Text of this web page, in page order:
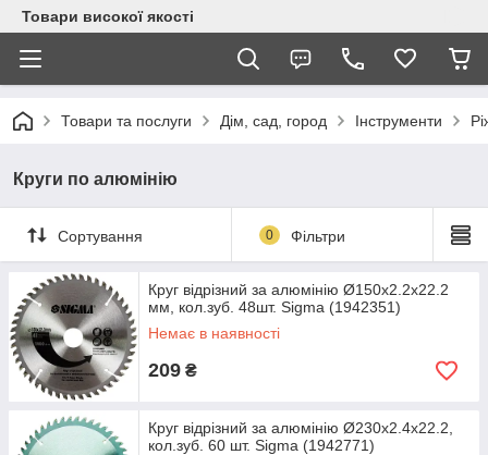
Товари високої якості
Товари та послуги Дім, сад, город Інструменти
Круги по алюмінію
Сортування 0 Фільтри
Круг відрізний за алюмінію Ø150х2.2х22.2
мм, кол.зуб. 48шт. Sigma (1942351)
Немає в наявності
209 ₴
Круг відрізний за алюмінію Ø230х2.4х22.2,
кол.зуб. 60 шт. Sigma (1942771)